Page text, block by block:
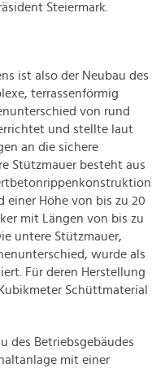
Steiermark.
ist also der Neubau des
terrassenförmig
von rund
und stellte laut
an die sichere
Stützmauer besteht aus
einer Höhe von bis zu 20
mit Längen von bis zu
untere Stützmauer,
wurde als
Für deren Herstellung
Schüttmaterial
des Betriebsgebäudes
mit einer